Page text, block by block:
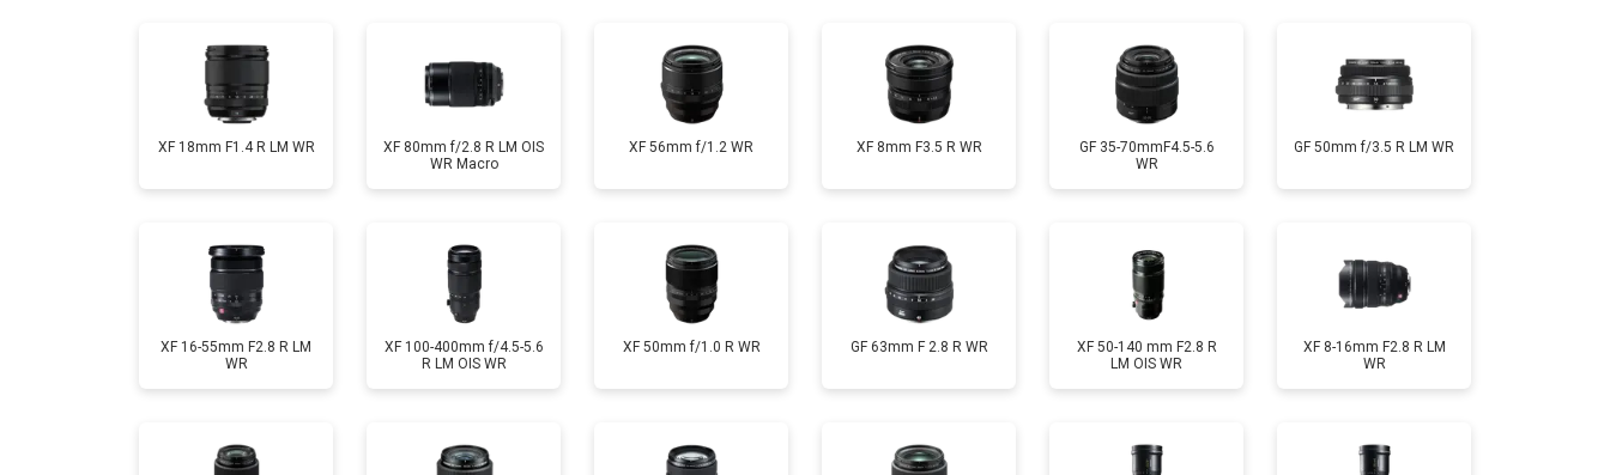
XF 18mm F1.4 R LM WR
XF 80mm f/2.8 R LM OIS
WR Macro
XF 56mm f/1.2 WR XF 8mm F3.5 R WR
GF 35-70mmF4.5-5.6
WR
GF 50mm f/3.5 R LM WR
XF 16-55mm F2.8 R LM
WR
XF 100-400mm f/4.5-5.6
R LM OIS WR
XF 50mm f/1.0 R WR GF 63mm F 2.8 R WR
XF 50-140 mm F2.8 R
LM OIS WR
XF 8-16mm F2.8 R LM
WR